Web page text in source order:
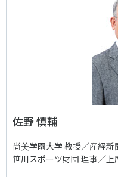
佐野 慎輔
尚美学園大学 教授／産経新
笹川スポーツ財団 理事／上